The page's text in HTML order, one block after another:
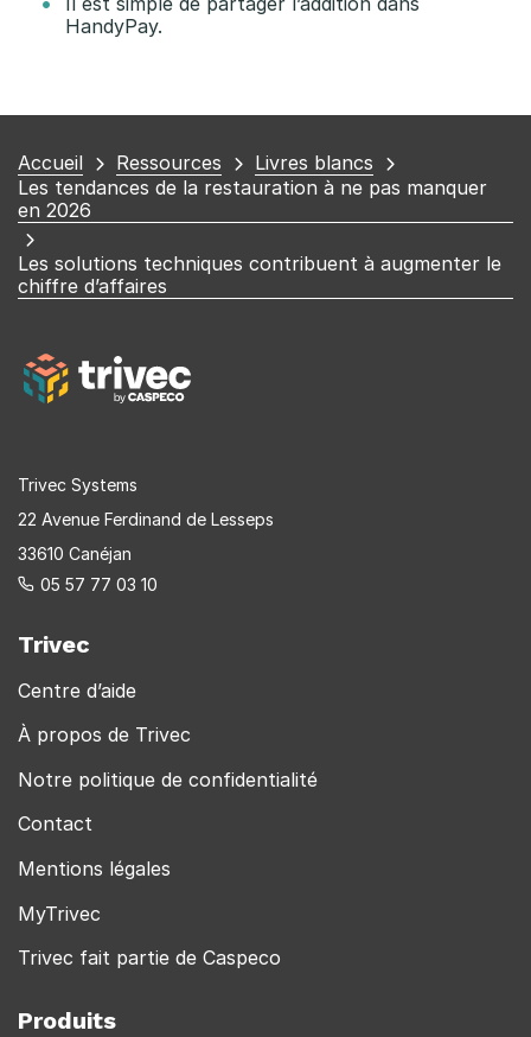
HandyPay.
Vous
êtes
ici
Accueil Ressources
Livres blancs
Les tendances de la restauration à ne pas manquer
en 2026
Les solutions techniques contribuent à augmenter le
chiffre d’affaires
Trivec Systems
22 Avenue Ferdinand de Lesseps
33610 Canéjan
05 57 77 03 10
Trivec
Centre d’aide
À propos de Trivec
Notre politique de confidentialité
Contact
Mentions légales
MyTrivec
Trivec fait partie de Caspeco
Produits